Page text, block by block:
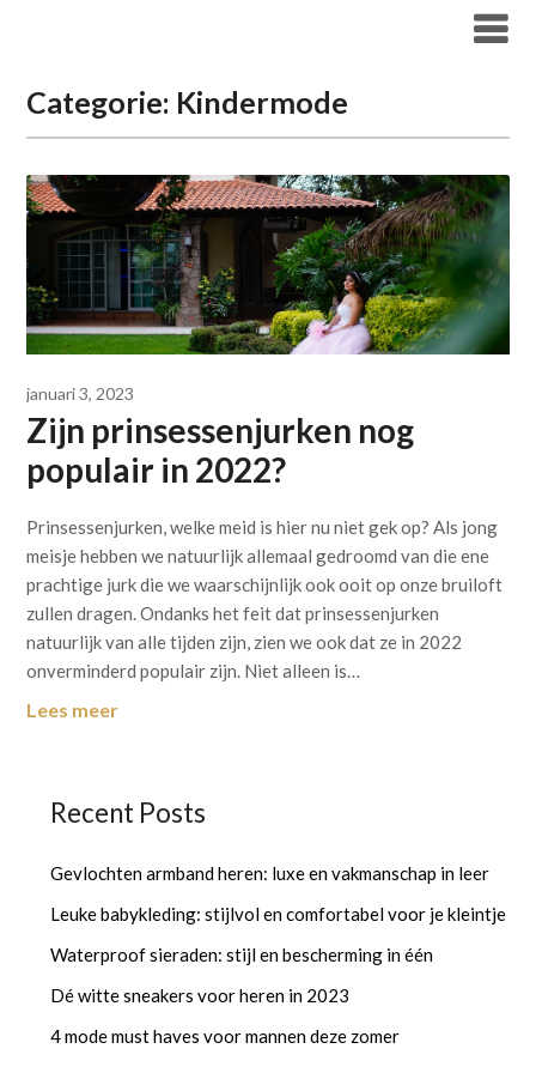
Categorie: Kindermode
januari 3, 2023
Zijn prinsessenjurken nog
populair in 2022?
Prinsessenjurken, welke meid is hier nu niet gek op? Als jong
meisje hebben we natuurlijk allemaal gedroomd van die ene
prachtige jurk die we waarschijnlijk ook ooit op onze bruiloft
zullen dragen. Ondanks het feit dat prinsessenjurken
natuurlijk van alle tijden zijn, zien we ook dat ze in 2022
onverminderd populair zijn. Niet alleen is…
Lees meer
Recent Posts
Gevlochten armband heren: luxe en vakmanschap in leer
Leuke babykleding: stijlvol en comfortabel voor je kleintje
Waterproof sieraden: stijl en bescherming in één
Dé witte sneakers voor heren in 2023
4 mode must haves voor mannen deze zomer